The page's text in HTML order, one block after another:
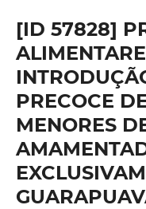
[ID 57828]
PRECOCE
MENORES